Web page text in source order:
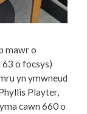
mawr o
o focsys)
yn ymwneud
Playter,
cawn 660 o